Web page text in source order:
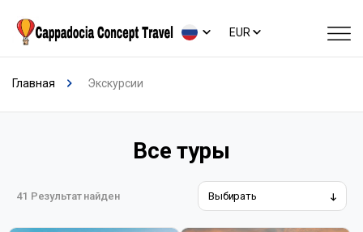
EUR
Главная Экскурсии
Все туры
41 Результат найден